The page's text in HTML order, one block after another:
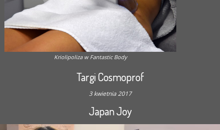
Kriolipoliza w Fantastic Body
Targi Cosmoprof
3 kwietnia 2017
Japan Joy